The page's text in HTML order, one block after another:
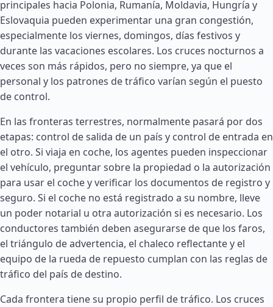
principales hacia Polonia, Rumanía, Moldavia, Hungría y
Eslovaquia pueden experimentar una gran congestión,
especialmente los viernes, domingos, días festivos y
durante las vacaciones escolares. Los cruces nocturnos a
veces son más rápidos, pero no siempre, ya que el
personal y los patrones de tráfico varían según el puesto
de control.
En las fronteras terrestres, normalmente pasará por dos
etapas: control de salida de un país y control de entrada en
el otro. Si viaja en coche, los agentes pueden inspeccionar
el vehículo, preguntar sobre la propiedad o la autorización
para usar el coche y verificar los documentos de registro y
seguro. Si el coche no está registrado a su nombre, lleve
un poder notarial u otra autorización si es necesario. Los
conductores también deben asegurarse de que los faros,
el triángulo de advertencia, el chaleco reflectante y el
equipo de la rueda de repuesto cumplan con las reglas de
tráfico del país de destino.
Cada frontera tiene su propio perfil de tráfico. Los cruces